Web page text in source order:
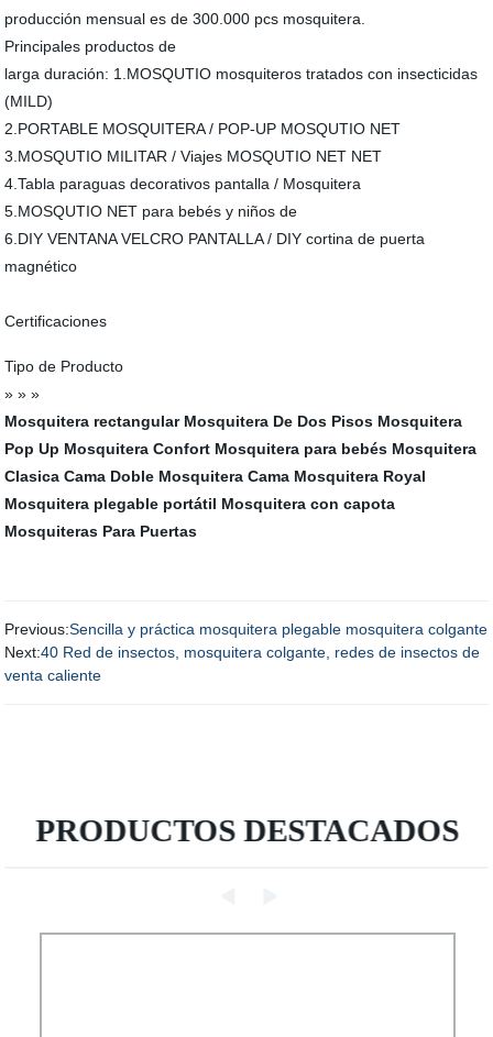
producción mensual es de 300.000 pcs mosquitera.
Principales productos de
larga duración: 1.MOSQUTIO mosquiteros tratados con insecticidas
(MILD)
2.PORTABLE MOSQUITERA / POP-UP MOSQUTIO NET
3.MOSQUTIO MILITAR / Viajes MOSQUTIO NET NET
4.Tabla paraguas decorativos pantalla / Mosquitera
5.MOSQUTIO NET para bebés y niños de
6.DIY VENTANA VELCRO PANTALLA / DIY cortina de puerta
magnético
Certificaciones
Tipo de Producto
» » »
Mosquitera rectangular Mosquitera De Dos Pisos Mosquitera
Pop Up Mosquitera Confort Mosquitera para bebés Mosquitera
Clasica Cama Doble Mosquitera Cama Mosquitera Royal
Mosquitera plegable portátil Mosquitera con capota
Mosquiteras Para Puertas
Previous:Sencilla y práctica mosquitera plegable mosquitera colgante
Next:40 Red de insectos, mosquitera colgante, redes de insectos de
venta caliente
PRODUCTOS DESTACADOS